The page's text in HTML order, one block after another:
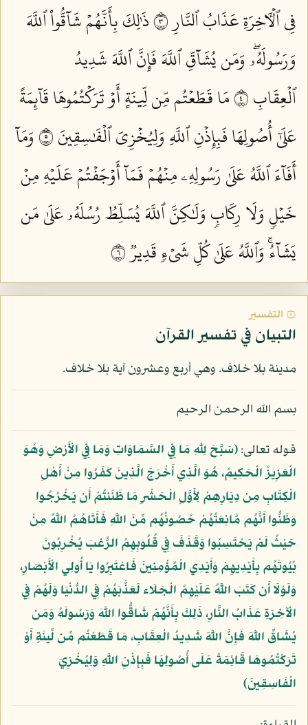
فِي ٱلۡأٓخِرَةِ عَذَابُ ٱلنَّارِ ٣
ذَٰلِكَ بِأَنَّهُمۡ شَآقُّواْ ٱللَّهَ
وَرَسُولَهُۥۖ وَمَن يُشَآقِّ ٱللَّهَ فَإِنَّ ٱللَّهَ شَدِيدُ
ٱلۡعِقَابِ ٤
مَا قَطَعۡتُم مِّن لِّينَةٍ أَوۡ تَرَكۡتُمُوهَا قَآئِمَةً
عَلَىٰٓ أُصُولِهَا فَبِإِذۡنِ ٱللَّهِ وَلِيُخۡزِيَ ٱلۡفَٰسِقِينَ ٥
وَمَآ
أَفَآءَ ٱللَّهُ عَلَىٰ رَسُولِهِۦ مِنۡهُمۡ فَمَآ أَوۡجَفۡتُمۡ عَلَيۡهِ مِنۡ
خَيۡلٖ وَلَا رِكَابٖ وَلَٰكِنَّ ٱللَّهَ يُسَلِّطُ رُسُلَهُۥ عَلَىٰ مَن
يَشَآءُۚ وَٱللَّهُ عَلَىٰ كُلِّ شَيۡءٖ قَدِيرٞ ٦
۞ التفسير
التبيان في تفسير القرآن
مدينة بلا خلاف. وهي أربع وعشرون آية بلا خلاف.
بسم الله الرحمن الرحيم
قوله تعالى:﴿سَبَّحَ لِلَّهِ مَا فِي السَّمَاوَاتِ وَمَا فِي الْأَرْضِ وَهُوَ
الْعَزِيزُ الْحَكِيمُ، هُوَ الَّذِي أَخْرَجَ الَّذِينَ كَفَرُوا مِنْ أَهْلِ
الْكِتَابِ مِن دِيَارِهِمْ لِأَوَّلِ الْحَشْرِ مَا ظَنَنتُمْ أَن يَخْرُجُوا
وَظَنُّوا أَنَّهُم مَّانِعَتُهُمْ حُصُونُهُم مِّنَ اللَّهِ فَأَتَاهُمُ اللَّهُ مِنْ
حَيْثُ لَمْ يَحْتَسِبُوا وَقَذَفَ فِي قُلُوبِهِمُ الرُّعْبَ يُخْرِبُونَ
بُيُوتَهُم بِأَيْدِيهِمْ وَأَيْدِي الْمُؤْمِنِينَ فَاعْتَبِرُوا يَا أُولِي الْأَبْصَارِ،
وَلَوْلَا أَن كَتَبَ اللَّهُ عَلَيْهِمُ الْجَلَاء لَعَذَّبَهُمْ فِي الدُّنْيَا وَلَهُمْ فِي
الْآخِرَةِ عَذَابُ النَّارِ، ذَلِكَ بِأَنَّهُمْ شَاقُّوا اللَّهَ وَرَسُولَهُ وَمَن
يُشَاقِّ اللَّهَ فَإِنَّ اللَّهَ شَدِيدُ الْعِقَابِ، مَا قَطَعْتُم مِّن لِّينَةٍ أَوْ
تَرَكْتُمُوهَا قَائِمَةً عَلَى أُصُولِهَا فَبِإِذْنِ اللَّهِ وَلِيُخْزِيَ
الْفَاسِقِينَ﴾